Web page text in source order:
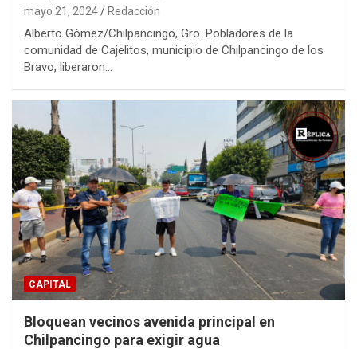
mayo 21, 2024 Redacción
Alberto Gómez/Chilpancingo, Gro. Pobladores de la
comunidad de Cajelitos, municipio de Chilpancingo de los
Bravo, liberaron…
CAPITAL
Bloquean vecinos avenida principal en
Chilpancingo para exigir agua